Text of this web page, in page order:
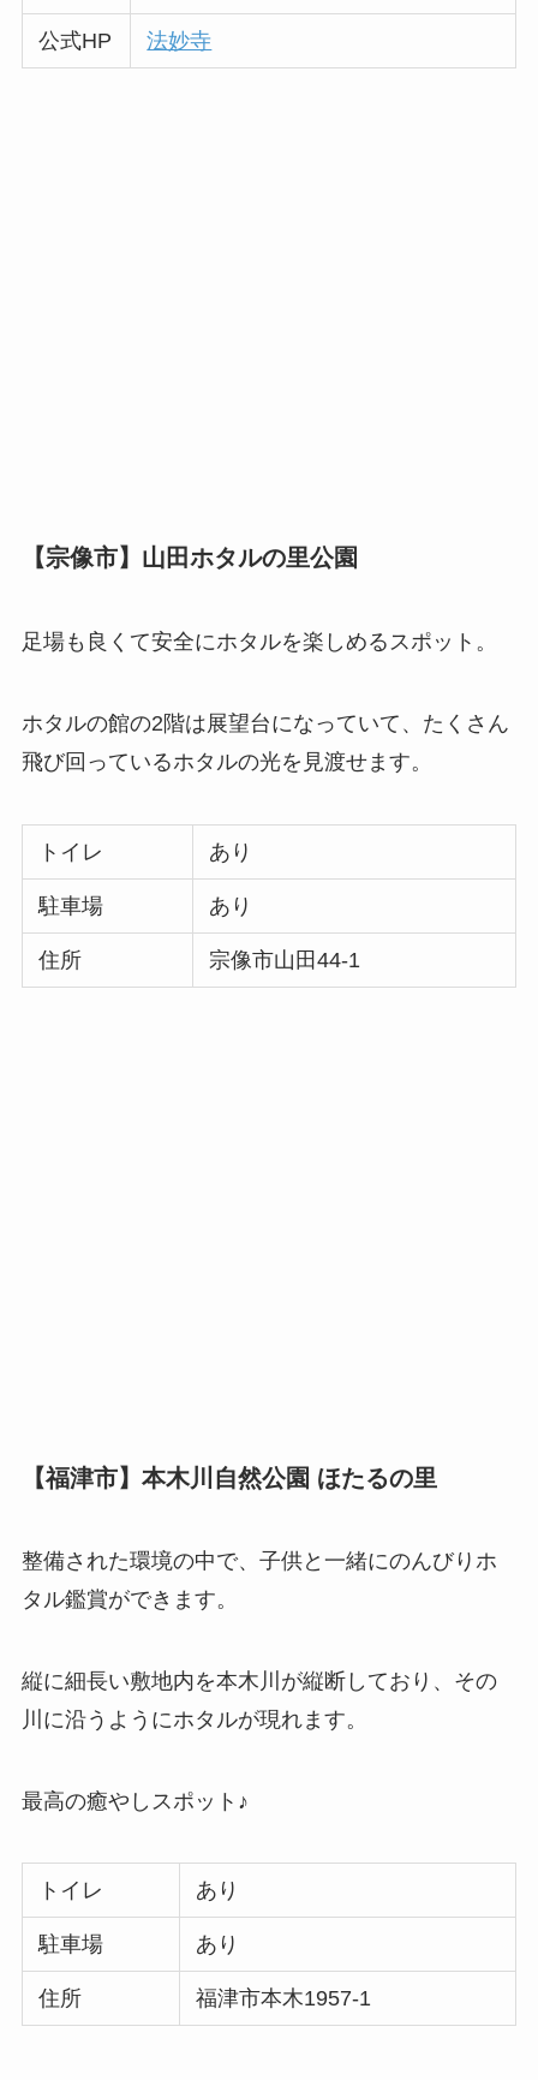
公式HP 法妙寺
【宗像市】山田ホタルの里公園
足場も良くて安全にホタルを楽しめるスポット。
ホタルの館の2階は展望台になっていて、たくさん
飛び回っているホタルの光を見渡せます。
トイレ あり
駐車場 あり
住所 宗像市山田44-1
【福津市】本木川自然公園 ほたるの里
整備された環境の中で、子供と一緒にのんびりホ
タル鑑賞ができます。
縦に細長い敷地内を本木川が縦断しており、その
川に沿うようにホタルが現れます。
最高の癒やしスポット♪
トイレ あり
駐車場 あり
住所 福津市本木1957-1